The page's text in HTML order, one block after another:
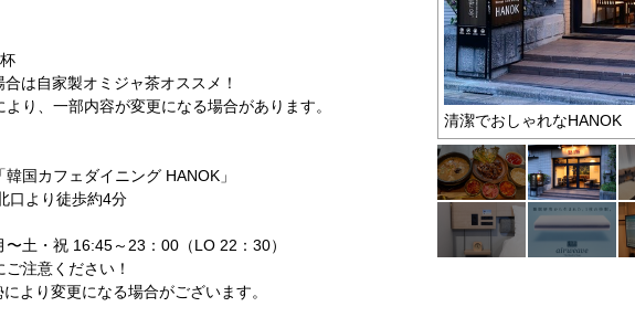
は自家製オミジャ茶オススメ！
り、一部内容が変更になる場合があります。
国カフェダイニング HANOK」
口より徒歩約4分
土・祝 16:45～23：00（LO 22：30）
注意ください！
より変更になる場合がございます。
ポークチョップステーキ&amp;参鶏湯 清潔でおしゃれなHANOK